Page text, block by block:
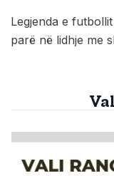
Legjenda e
parë në lidhje me